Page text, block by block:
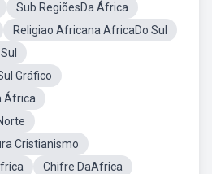
Sub RegiõesDa África
Religiao Africana AfricaDo Sul
Gráfico
África
Cristianismo
Chifre DaAfrica